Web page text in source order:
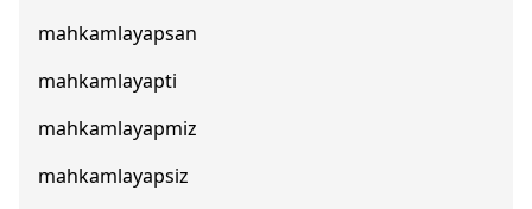
mahkamlayapsan
mahkamlayapti
mahkamlayapmiz
mahkamlayapsiz